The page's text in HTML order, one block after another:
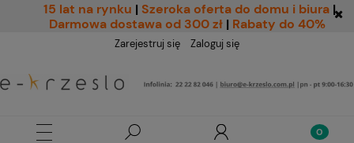
15 lat na rynku | Szeroka oferta do domu i biura |
Darmowa dostawa od 300 zł | Rabaty do 40%
Zarejestruj się Zaloguj się